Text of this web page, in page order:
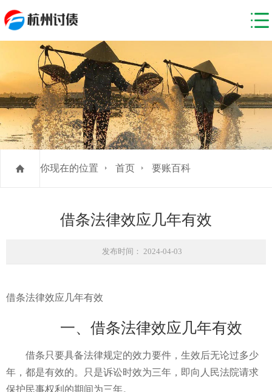
你现在的位置 首页 要账百科
借条法律效应几年有效
发布时间： 2024-04-03
借条法律效应几年有效
一、借条法律效应几年有效
借条只要具备法律规定的效力要件，生效后无论过多少
年，都是有效的。只是诉讼时效为三年，即向人民法院请求
保护民事权利的期间为三年。